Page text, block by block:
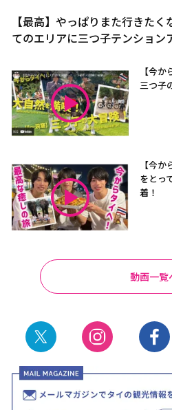
【最高】やっぱりまた行きた
てのエリアに三つ子テンション
【今
三つ子
【今
をとっ
着！
動画一覧